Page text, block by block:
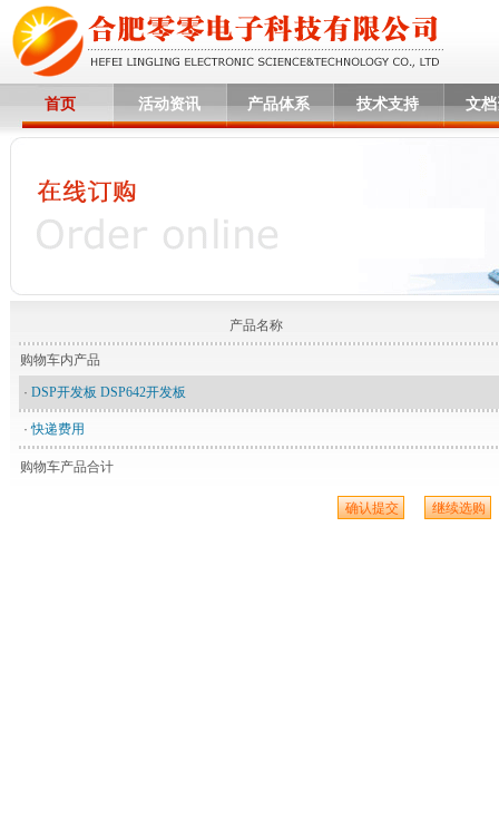
首页 活动资讯 产品体系 技术支持 文
产品名称
购物车内产品
· DSP开发板 DSP642开发板
·快递费用
购物车产品合计